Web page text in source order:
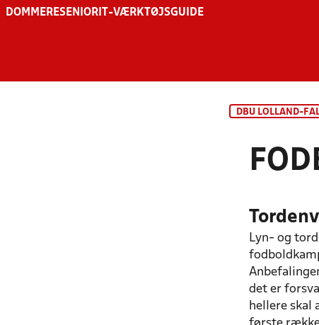
DOMMERESENIOR IT-VÆRKTØJSGUIDE
DBU LOLLAND-
Lyn- og
det er
hellere skal